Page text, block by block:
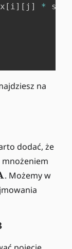
[ i] [ j ] *
na
dodać, że
. Możemy w
-